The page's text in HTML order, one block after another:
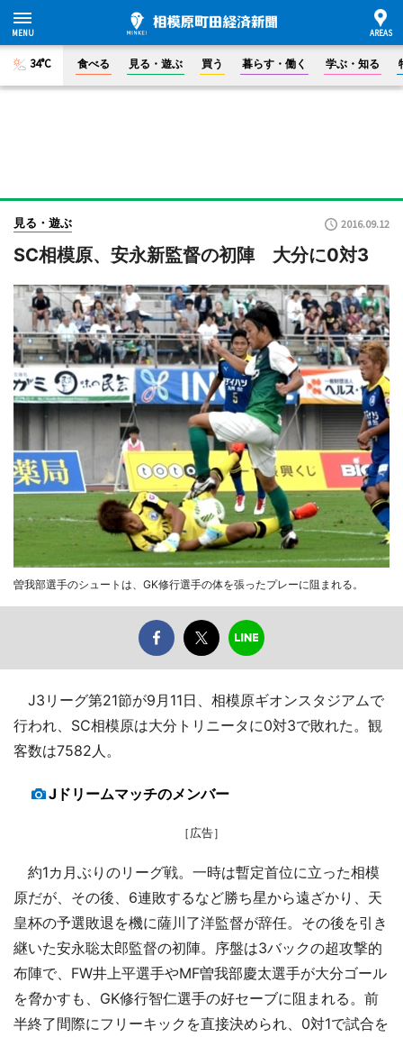
34°C 食べる 見る・遊ぶ 買う 暮らす・働く 学ぶ・知る
見る・遊ぶ 2016.09.12
SC相模原、安永新監督の初陣 大分に0対3
曽我部選手のシュートは、GK修行選手の体を張ったプレーに阻まれる。
J3リーグ第21節が9月11日、相模原ギオンスタジアムで
行われ、SC相模原は大分トリニータに0対3で敗れた。観
客数は7582人。
Jドリームマッチのメンバー
［広告］
約1カ月ぶりのリーグ戦。一時は暫定首位に立った相模
原だが、その後、6連敗するなど勝ち星から遠ざかり、天
皇杯の予選敗退を機に薩川了洋監督が辞任。その後を引き
継いた安永聡太郎監督の初陣。序盤は3バックの超攻撃的
布陣で、FW井上平選手やMF曽我部慶太選手が大分ゴール
を脅かすも、GK修行智仁選手の好セーブに阻まれる。前
半終了間際にフリーキックを直接決められ、0対1で試合を